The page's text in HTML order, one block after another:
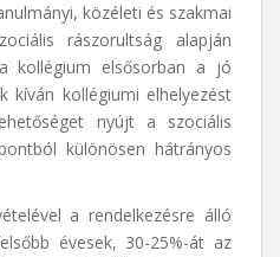
közéleti és szakmai
rászorultság alapján
kollégium elsősorban a jó
kíván kollégiumi elhelyezést
nyújt a szociális
különösen hátrányos
a rendelkezésre álló
évesek, 30-25%-át az